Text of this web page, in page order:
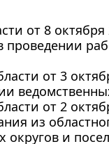
от 8
от 3
от 2
из
и